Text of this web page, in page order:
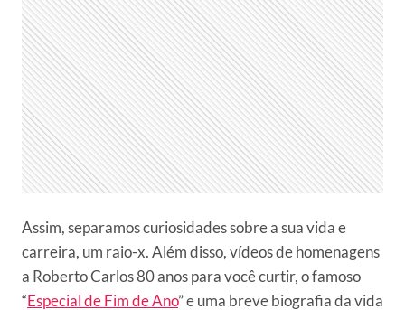
Assim, separamos curiosidades sobre a sua vida e
carreira, um raio-x. Além disso, vídeos de homenagens
a Roberto Carlos 80 anos para você curtir, o famoso
“Especial de Fim de Ano” e uma breve biografia da vida